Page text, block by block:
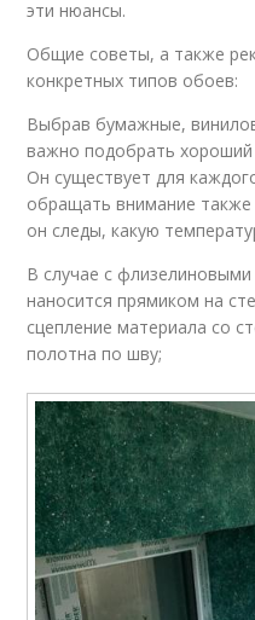
эти нюансы.
Общие советы, а также
конкретных типов обоев:
Выбрав бумажные,
важно подобрать хороший
Он существует для
обращать внимание также
он следы, какую
В случае с
наносится прямиком на
сцепление материала со
полотна по шву;